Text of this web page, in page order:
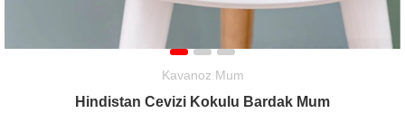
Kavanoz Mum
Hindistan Cevizi Kokulu Bardak Mum